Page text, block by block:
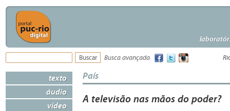
Busca avançada
texto
áudio
vídeo
País
A televisão nas mãos do poder?